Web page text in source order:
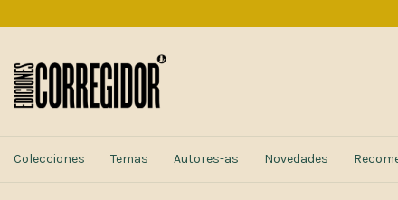
Colecciones Temas Autores-as Novedades